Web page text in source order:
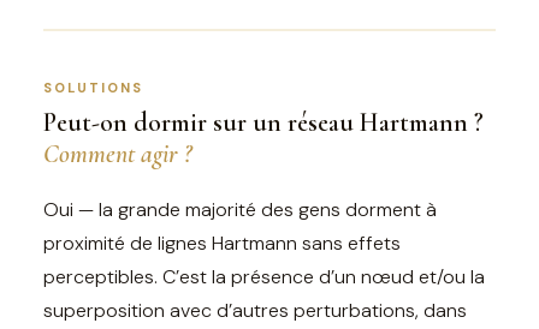
SOLUTIONS
Peut-on dormir sur un réseau Hartmann ?
Comment agir ?
Oui — la grande majorité des gens dorment à
proximité de lignes Hartmann sans effets
perceptibles. C’est la présence d’un nœud et/ou la
superposition avec d’autres perturbations, dans